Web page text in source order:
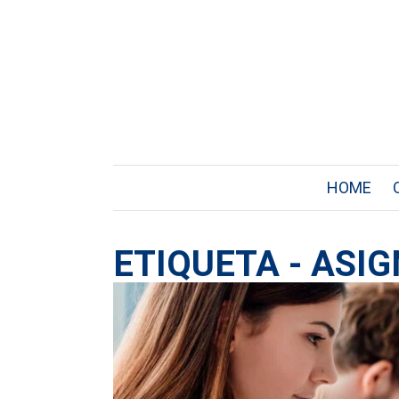
HOME
ETIQUETA -